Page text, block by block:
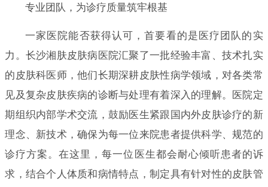
专业团队，为诊疗质量筑牢根基
一家医院能否获得认可，首要看的是医疗团队的实
力。长沙湘肤皮肤病医院汇聚了一批经验丰富、技术扎实
的皮肤科医师，他们长期深耕皮肤性病学领域，对各类常
见及复杂皮肤疾病的诊断与处理有着深入的理解。医院定
期组织内部学术交流，鼓励医生紧跟国内外皮肤诊疗的新
理念、新技术，确保为每一位来院患者提供科学、规范的
诊疗方案。在这里，每一位医生都会耐心倾听患者的诉
求，结合个人体质和病情特点，制定具有针对性的皮肤管